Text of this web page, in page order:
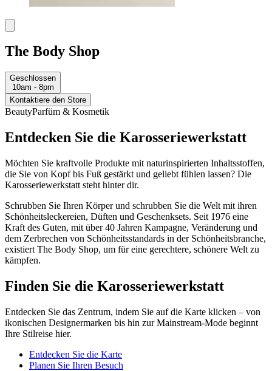
The Body Shop
Geschlossen
10am - 8pm
Kontaktiere den Store
BeautyParfüm & Kosmetik
Entdecken Sie die Karosseriewerkstatt
Möchten Sie kraftvolle Produkte mit naturinspirierten Inhaltsstoffen,
die Sie von Kopf bis Fuß gestärkt und geliebt fühlen lassen? Die
Karosseriewerkstatt steht hinter dir.
Schrubben Sie Ihren Körper und schrubben Sie die Welt mit ihren
Schönheitsleckereien, Düften und Geschenksets. Seit 1976 eine
Kraft des Guten, mit über 40 Jahren Kampagne, Veränderung und
dem Zerbrechen von Schönheitsstandards in der Schönheitsbranche,
existiert The Body Shop, um für eine gerechtere, schönere Welt zu
kämpfen.
Finden Sie die Karosseriewerkstatt
Entdecken Sie das Zentrum, indem Sie auf die Karte klicken – von
ikonischen Designermarken bis hin zur Mainstream-Mode beginnt
Ihre Stilreise hier.
Entdecken Sie die Karte
Planen Sie Ihren Besuch